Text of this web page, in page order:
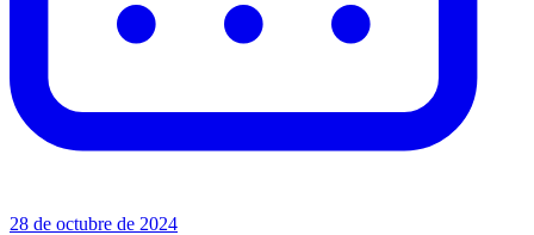
28 de octubre de 2024